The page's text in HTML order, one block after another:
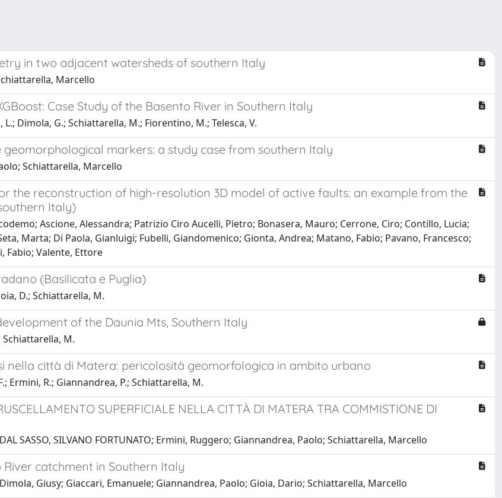
in two adjacent watersheds of southern Italy
Marcello
Case Study of the Basento River in Southern Italy
Dimola, G.; Schiattarella, M.; Fiorentino, M.; Telesca, V.
markers: a study case from southern Italy
Schiattarella, Marcello
the reconstruction of high-resolution 3D model of active faults: an example from the
Italy)
Ascione, Alessandra; Patrizio Ciro Aucelli, Pietro; Bonasera, Mauro; Cerrone, Ciro; Contillo, Lucia;
Marta; Di Paola, Gianluigi; Fubelli, Giandomenico; Gionta, Andrea; Matano, Fabio; Pavano, Francesco;
Fabio; Valente, Ettore
(Basilicata e Puglia)
D.; Schiattarella, M.
of the Daunia Mts, Southern Italy
Schiattarella, M.
nella città di Matera: pericolosità geomorfologica in ambito urbano
Ermini, R.; Giannandrea, P.; Schiattarella, M.
SUPERFICIALE NELLA CITTÀ DI MATERA TRA COMMISTIONE DI
SASSO, SILVANO FORTUNATO; Ermini, Ruggero; Giannandrea, Paolo; Schiattarella, Marcello
catchment in Southern Italy
Giusy; Giaccari, Emanuele; Giannandrea, Paolo; Gioia, Dario; Schiattarella, Marcello